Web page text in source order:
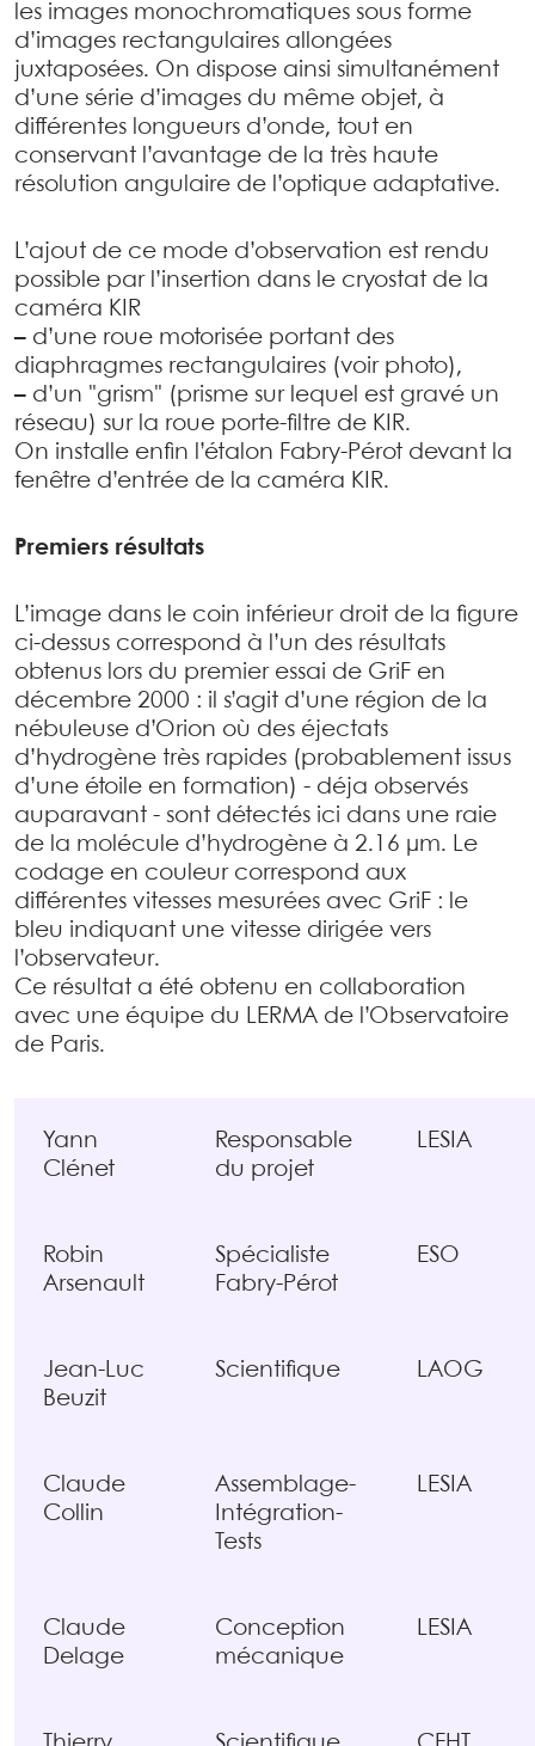
les images monochromatiques sous forme
d’images rectangulaires allongées
juxtaposées. On dispose ainsi simultanément
d’une série d’images du même objet, à
différentes longueurs d’onde, tout en
conservant l’avantage de la très haute
résolution angulaire de l’optique adaptative.
L’ajout de ce mode d’observation est rendu
possible par l’insertion dans le cryostat de la
caméra KIR
– d’une roue motorisée portant des
diaphragmes rectangulaires (voir photo),
– d’un "grism" (prisme sur lequel est gravé un
réseau) sur la roue porte-filtre de KIR.
On installe enfin l’étalon Fabry-Pérot devant la
fenêtre d’entrée de la caméra KIR.
Premiers résultats
L’image dans le coin inférieur droit de la figure
ci-dessus correspond à l’un des résultats
obtenus lors du premier essai de GriF en
décembre 2000 : il s’agit d’une région de la
nébuleuse d’Orion où des éjectats
d’hydrogène très rapides (probablement issus
d’une étoile en formation) - déja observés
auparavant - sont détectés ici dans une raie
de la molécule d’hydrogène à 2.16 µm. Le
codage en couleur correspond aux
différentes vitesses mesurées avec GriF : le
bleu indiquant une vitesse dirigée vers
l’observateur.
Ce résultat a été obtenu en collaboration
avec une équipe du LERMA de l’Observatoire
de Paris.
Yann
Clénet
Responsable
du projet
LESIA
Robin
Arsenault
Spécialiste
Fabry-Pérot
ESO
Jean-Luc
Beuzit
Scientifique LAOG
Claude
Collin
Assemblage-
Intégration-
Tests
LESIA
Claude
Delage
Conception
mécanique
LESIA